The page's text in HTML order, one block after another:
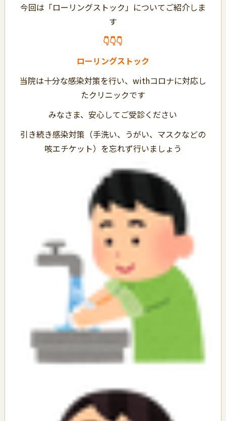
今回は「ローリングストック」についてご紹介しま
す
👇👇👇
ローリングストック
当院は十分な感染対策を行い、withコロナに対応し
たクリニックです
みなさま、安心してご受診ください
引き続き感染対策（手洗い、うがい、マスクなどの
咳エチケット）を忘れず行いましょう